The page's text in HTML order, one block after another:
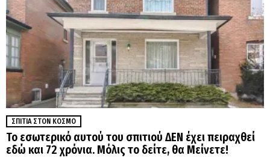
ΣΠΊΤΙΑ ΣΤΟΝ ΚΌΣΜΟ
Το εσωτερικό αυτού του σπιτιού ΔΕΝ έχει πειραχθεί
εδώ και 72 χρόνια. Μόλις το δείτε, θα Μείνετε!